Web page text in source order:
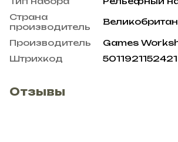
Страна
производитель
Производитель
Games
Штрихкод
5011921152421
Отзывы